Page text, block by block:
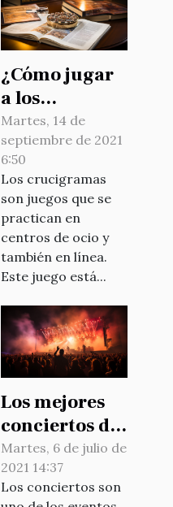
¿Cómo jugar
a los
crucigramas?
Martes, 14 de
septiembre de 2021
6:50
Los crucigramas
son juegos que se
practican en
centros de ocio y
también en línea.
Este juego está...
Los mejores
conciertos del
mundo
Martes, 6 de julio de
2021 14:37
Los conciertos son